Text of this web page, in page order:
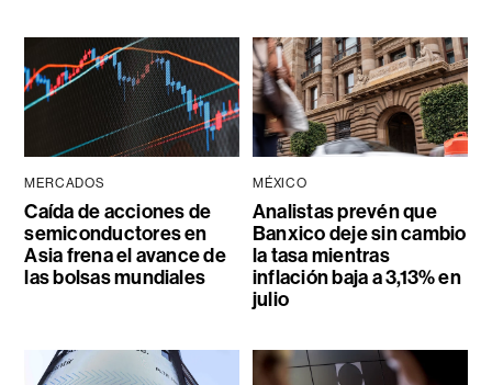
MERCADOS
Caída de acciones de
semiconductores en
Asia frena el avance de
las bolsas mundiales
MÉXICO
Analistas prevén que
Banxico deje sin cambio
la tasa mientras
inflación baja a 3,13% en
julio